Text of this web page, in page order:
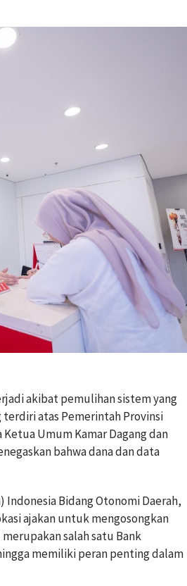
akibat pemulihan sistem yang
atas Pemerintah Provinsi
Umum Kamar Dagang dan
bahwa dana dan data
Bidang Otonomi Daerah,
ajakan untuk mengosongkan
salah satu Bank
memiliki peran penting dalam